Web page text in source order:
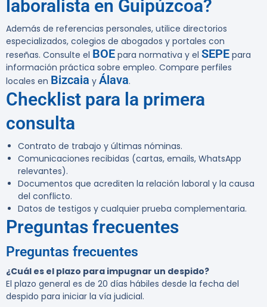
laboralista en Guipúzcoa?
Además de referencias personales, utilice directorios
especializados, colegios de abogados y portales con
reseñas. Consulte el BOE para normativa y el SEPE para
información práctica sobre empleo. Compare perfiles
locales en Bizcaia y Álava.
Checklist para la primera
consulta
Contrato de trabajo y últimas nóminas.
Comunicaciones recibidas (cartas, emails, WhatsApp
relevantes).
Documentos que acrediten la relación laboral y la causa
del conflicto.
Datos de testigos y cualquier prueba complementaria.
Preguntas frecuentes
Preguntas frecuentes
¿Cuál es el plazo para impugnar un despido?
El plazo general es de 20 días hábiles desde la fecha del
despido para iniciar la vía judicial.